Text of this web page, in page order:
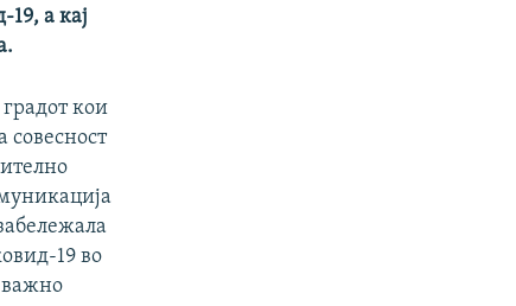
а кај
кои
совесност
19 во
важно